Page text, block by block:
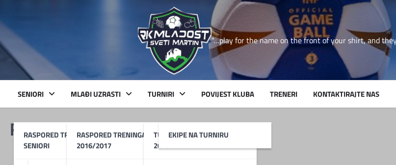
content
"…play for the name on the front of your shirt, and
SENIORI
RASPORED TRENINGA
SENIORI
MLAĐI UZRASTI
RASPORED TRENINGA U13 –
2016/2017
TURNIRI
TURNIR BOŽIĆNI MARTIN
2025
EKIPE NA TURNIRU
POVIJEST KLUBA TRENERI KONTAKTIRAJTE NAS
RK Metalac – RK Zagreb 2